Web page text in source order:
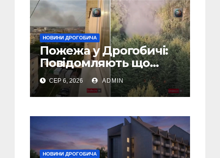
НОВИНИ ДРОГОБИЧА
Пожежа у Дрогобичі:
Повідомляють що
горіло 5 гаражів
(Відео)
СЕР 6, 2026 ADMIN
НОВИНИ ДРОГОБИЧА